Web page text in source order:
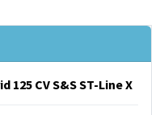
125 CV S&S ST-Line X